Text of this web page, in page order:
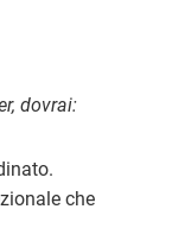
dovrai:
che